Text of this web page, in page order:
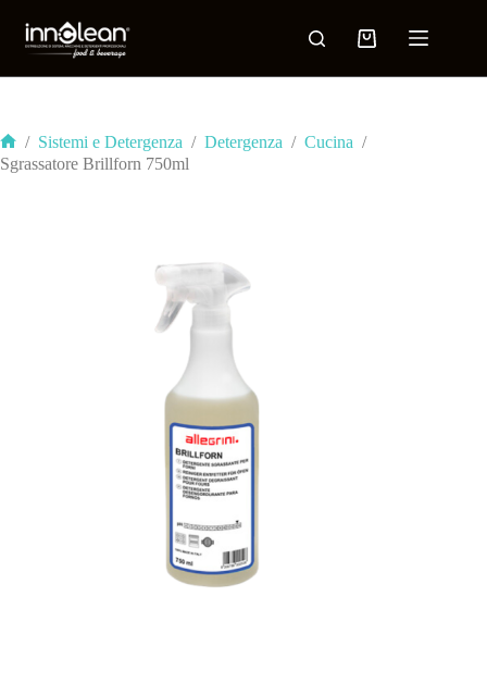
/ Sistemi e Detergenza / Detergenza / Cucina /
Sgrassatore Brillforn 750ml